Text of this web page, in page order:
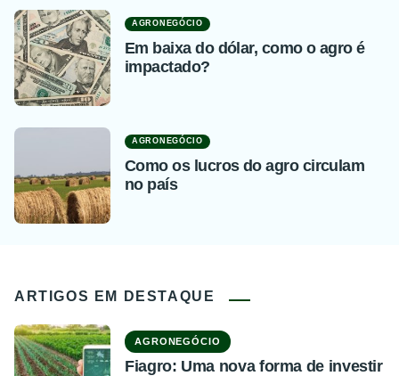
AGRONEGÓCIO
Em baixa do dólar, como o agro é
impactado?
AGRONEGÓCIO
Como os lucros do agro circulam
no país
ARTIGOS EM DESTAQUE
AGRONEGÓCIO
Fiagro: Uma nova forma de investir